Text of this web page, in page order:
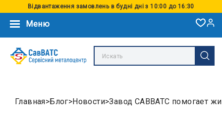
Відвантаження замовлень в будні дні з 10:00 до 16:30
Меню
Главная Блог Новости Завод САВВАТС помогает